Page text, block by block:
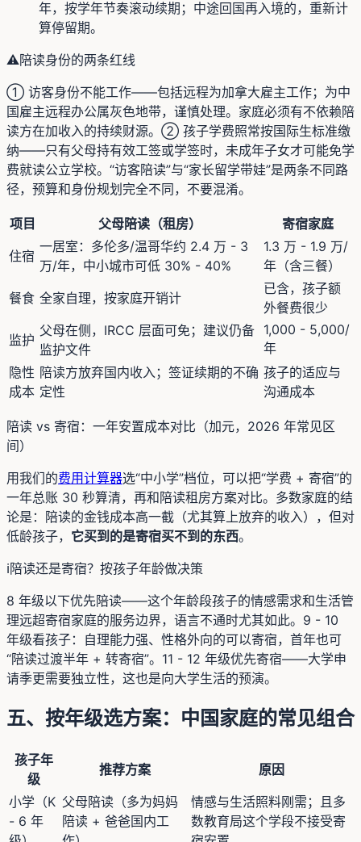
年，按学年节奏滚动续期；中途回国再入境的，重新计
算停留期。
⚠️陪读身份的两条红线
① 访客身份不能工作——包括远程为加拿大雇主工作；为中
国雇主远程办公属灰色地带，谨慎处理。家庭必须有不依赖陪
读方在加收入的持续财源。② 孩子学费照常按国际生标准缴
纳——只有父母持有效工签或学签时，未成年子女才可能免学
费就读公立学校。“访客陪读”与“家长留学带娃”是两条不同路
径，预算和身份规划完全不同，不要混淆。
项目 父母陪读（租房）
寄宿家庭
住宿
一居室：多伦多/温哥华约 2.4 万 - 3
万/年，中小城市可低 30% - 40%
1.3 万 - 1.9 万/
年（含三餐）
餐食 全家自理，按家庭开销计
已含，孩子额
外餐费很少
监护
父母在侧，IRCC 层面可免；建议仍备
监护文件
1,000 - 5,000/
年
隐性
成本
陪读方放弃国内收入；签证续期的不确
定性
孩子的适应与
沟通成本
陪读 vs 寄宿：一年安置成本对比（加元，2026 年常见区
间）
用我们的费用计算器选“中小学”档位，可以把“学费 + 寄宿”的
一年总账 30 秒算清，再和陪读租房方案对比。多数家庭的结
论是：陪读的金钱成本高一截（尤其算上放弃的收入），但对
低龄孩子， 它买到的是寄宿买不到的东西。
ℹ️陪读还是寄宿？按孩子年龄做决策
8 年级以下优先陪读——这个年龄段孩子的情感需求和生活管
理远超寄宿家庭的服务边界，语言不通时尤其如此。9 - 10
年级看孩子：自理能力强、性格外向的可以寄宿，首年也可
“陪读过渡半年 + 转寄宿”。11 - 12 年级优先寄宿——大学申
请季更需要独立性，这也是向大学生活的预演。
五、按年级选方案：中国家庭的常见组合
孩子年
级
推荐方案
原因
小学（K
- 6 年
父母陪读（多为妈妈
陪读 + 爸爸国内工
情感与生活照料刚需；且多
数教育局这个学段不接受寄